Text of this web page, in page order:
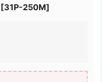
[31P-250M]